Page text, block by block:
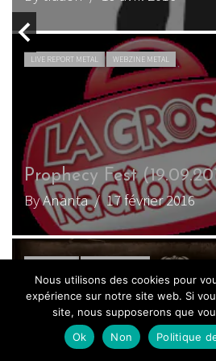
ACTU METAL WEBZINE METAL
5ème Nuit Dark Ritual
avec Rosa” Crvx et
By Ananta/ 10 mai 2015
Nous utilisons des cookies pour
expérience sur notre site web. Si
site, nous supposerons que
Ok
Non Politique